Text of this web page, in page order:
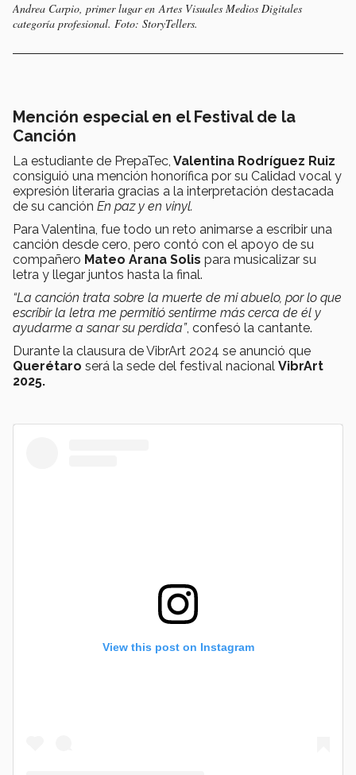
Andrea Carpio, primer lugar en Artes Visuales Medios Digitales
categoría profesional. Foto: StoryTellers.
Mención especial en el Festival de la
Canción
La estudiante de PrepaTec, Valentina Rodríguez Ruiz
consiguió una mención honorífica por su Calidad vocal y
expresión literaria gracias a la interpretación destacada
de su canción En paz y en vinyl.
Para Valentina, fue todo un reto animarse a escribir una
canción desde cero, pero contó con el apoyo de su
compañero Mateo Arana Solis para musicalizar su
letra y llegar juntos hasta la final.
“La canción trata sobre la muerte de mi abuelo, por lo que
escribir la letra me permitió sentirme más cerca de él y
ayudarme a sanar su perdida”, confesó la cantante.
Durante la clausura de VibrArt 2024 se anunció que
Querétaro será la sede del festival nacional VibrArt
2025.
View this post on Instagram